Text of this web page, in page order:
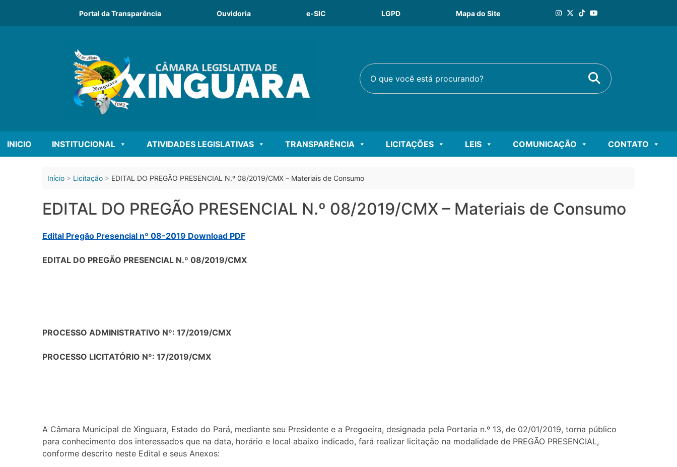
Portal da Transparência Ouvidoria e-SIC LGPD Mapa do Site
O que você está procurando? Buscar
INICIO INSTITUCIONAL ATIVIDADES LEGISLATIVAS TRANSPARÊNCIA LICITAÇÕES LEIS COMUNICAÇÃO CONTATO
Início Licitação EDITAL DO PREGÃO PRESENCIAL N.º 08/2019/CMX – Materiais de Consumo
EDITAL DO PREGÃO PRESENCIAL N.º 08/2019/CMX – Materiais de Consumo
Edital Pregão Presencial nº 08-2019 Download PDF
EDITAL DO PREGÃO PRESENCIAL N.º 08/2019/CMX
PROCESSO ADMINISTRATIVO Nº: 17/2019/CMX
PROCESSO LICITATÓRIO Nº: 17/2019/CMX
A Câmara Municipal de Xinguara, Estado do Pará, mediante seu Presidente e a Pregoeira, designada pela Portaria n.º 13, de 02/01/2019, torna público
para conhecimento dos interessados que na data, horário e local abaixo indicado, fará realizar licitação na modalidade de PREGÃO PRESENCIAL,
conforme descrito neste Edital e seus Anexos: